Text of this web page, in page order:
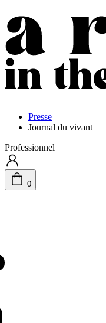
Presse
Journal du vivant
Professionnel
0